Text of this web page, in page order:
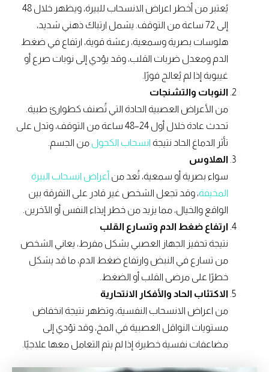
يُعتبر من أخطر اعراض الانسحاب للبيرة، ويظهر خلال 48
إلى 72 ساعة من التوقف. يشمل ارتباك ذهني شديد،
هلوسات بصرية وسمعية، رعشة قوية، ارتفاع في ضغط
الدم ومعدل ضربات القلب، وقد يؤدي إلى نوبات صرع أو
غيبوبة إذا لم يُعالج فورًا.
النوبات والتشنجات
من الأعراض العصبية الحادة التي تُصنف كطوارئ طبية.
تحدث عادة خلال أول 24–48 ساعة من التوقف، وتدل على
تأثر الدماغ الحاد نتيجةانسحاب الكحول من الجسم.
الهلاوس
سواء بصرية أو سمعية، تُعد منأعراض انسحاب البيرة
المخيفة، وقد تجعل الشخص غير قادر على التفرقة بين
الواقع والخيال، مما يزيد من خطر إيذاء النفس أو الآخرين.
ارتفاع ضغط الدم وتسارع القلب
نتيجة تحفيز الجهاز العصبي بشكل مفرط، يعاني الشخص
من تسارع في النبض وارتفاع ضغط الدم، ما قد يشكل
خطرًا على مرضى القلب أو الضغط.
الاكتئاب الحاد والأفكار الانتحارية
من اعراض الانسحاب النفسية، وتظهر نتيجة انخفاض
مستويات النواقل العصبية في المخ، وقد تؤدي إلى
مضاعفات نفسية خطيرة إذا لم يتم التعامل معها علاجيًا.